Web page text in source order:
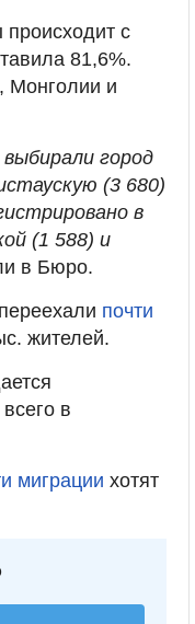
с
81,6%.
Монголии и
город
(3 680)
в
(1 588) и
в Бюро.
почти
жителей.
в
миграции хотят